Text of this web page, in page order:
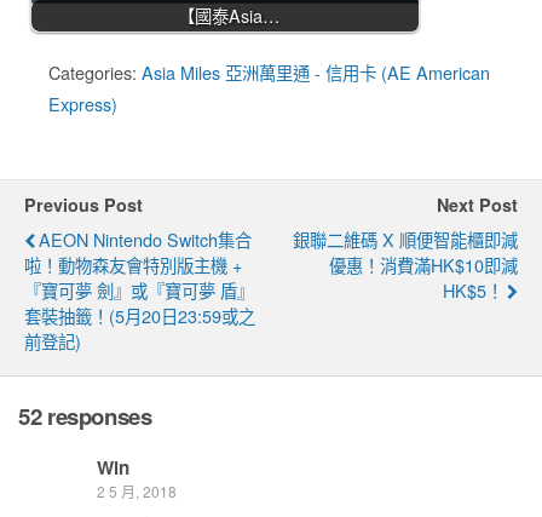
【國泰Asia…
Categories: Asia Miles 亞洲萬里通 - 信用卡 (AE American
Express)
Previous Post
AEON Nintendo Switch集合
啦！動物森友會特別版主機 +
『寶可夢 劍』或『寶可夢 盾』
套裝抽籤！(5月20日23:59或之
前登記)
Next Post
銀聯二維碼 X 順便智能櫃即減
優惠！消費滿HK$10即減
HK$5！
52 responses
Win
2 5 月, 2018